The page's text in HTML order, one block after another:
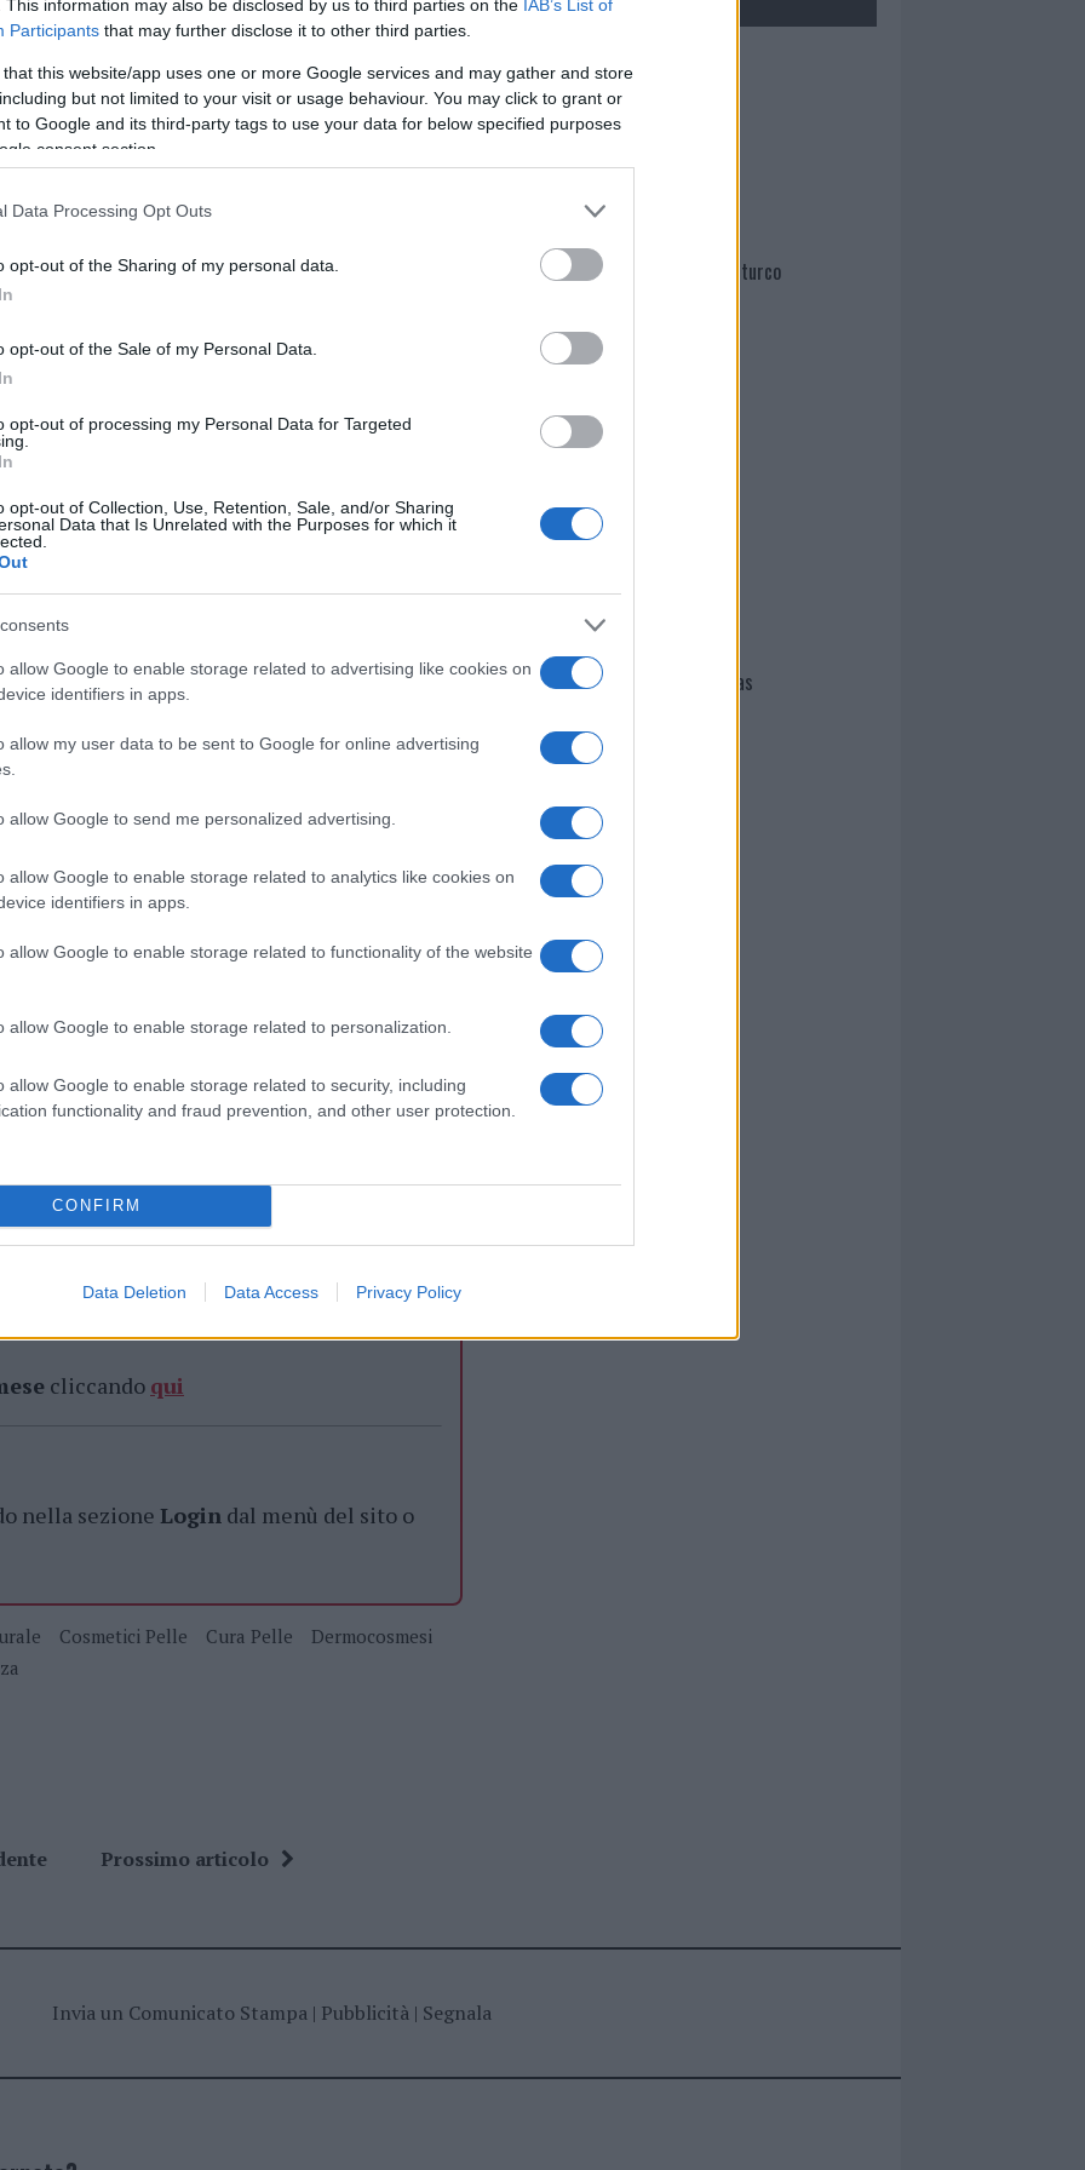
This information may also be disclosed by us to third parties on the IAB’s List of
Participants that may further disclose it to other third parties.
that this website/app uses one or more Google services and may gather and store
but not limited to your visit or usage behaviour. You may click to grant or
to Google and its third-party tags to use your data for below specified purposes
consent section.
Data Processing Opt Outs
opt-out of the Sharing of my personal data.
opt-out of the Sale of my Personal Data.
opt-out of processing my Personal Data for Targeted
opt-out of Collection, Use, Retention, Sale, and/or Sharing
Data that Is Unrelated with the Purposes for which it
allow Google to enable storage related to advertising like cookies on
identifiers in apps.
allow my user data to be sent to Google for online advertising
allow Google to send me personalized advertising.
allow Google to enable storage related to analytics like cookies on
identifiers in apps.
allow Google to enable storage related to functionality of the website
allow Google to enable storage related to personalization.
allow Google to enable storage related to security, including
functionality and fraud prevention, and other user protection.
CONFIRM
Data Deletion Data Access Privacy Policy
come siliconi, parabeni, petrolati e
prodotte in modo consapevole è consigliato
chi ha la
pelle sensibile
a trattamenti mirati sì, ma essenziali. La
offrire risposte più soft ma non per
disponibili, è utile affidarsi aselezioni
di problematiche dermatologiche specifiche.
non vuol dire sintetico
bio, uno dei malintesi più diffusi riguarda
come negativa, in realtà la chimica è alla
naturali. Una distinzione più corretta
e quellesintetiche o artificiali, che
vegetale, estratto con processi sicuri e
compatibile con la filosofia eco-bio. Anzi,
che oggi è possibile ottenere attivi
vegetale, vitamina C stabilizzata o oli
aiuta a
una skincare routine che rispecchi i propri
tendenza o un vezzo per pochi, ma un
quotidiana e che sta raccogliendo
anche ascoltarla.
o consumismo,evitare stratificazioni
davvero per il proprio tipo di pelle, sono
tanto alla pelle quanto all’ambiente.
cliccando qui
nella sezione Login dal menù del sito o
Cosmetici Pelle Cura Pelle
Dermocosmesi
Prossimo articolo
Mario Malu
Paolo Pinna
Martina Agostina Diturco
Giovannimaria Cabras
Invia un Comunicato Stampa| Pubblicità| Segnala